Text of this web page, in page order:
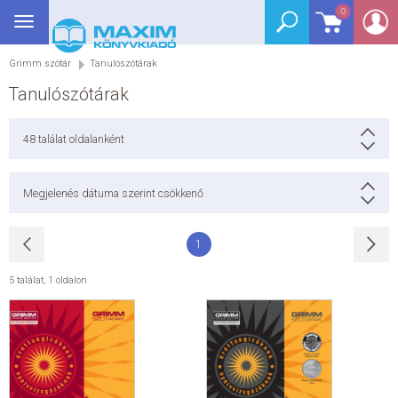
0
Toggle
navigation
Grimm szótár Tanulószótárak
Tanulószótárak
48 találat oldalanként
Megjelenés dátuma szerint csökkenő
1
5 találat, 1 oldalon
BEJELENTKEZÉS
SEGÉDKÖNYV
DREAM KÖNYVEK
E-KÖNYVEK
SEGÍTHETEK?
HÍREK